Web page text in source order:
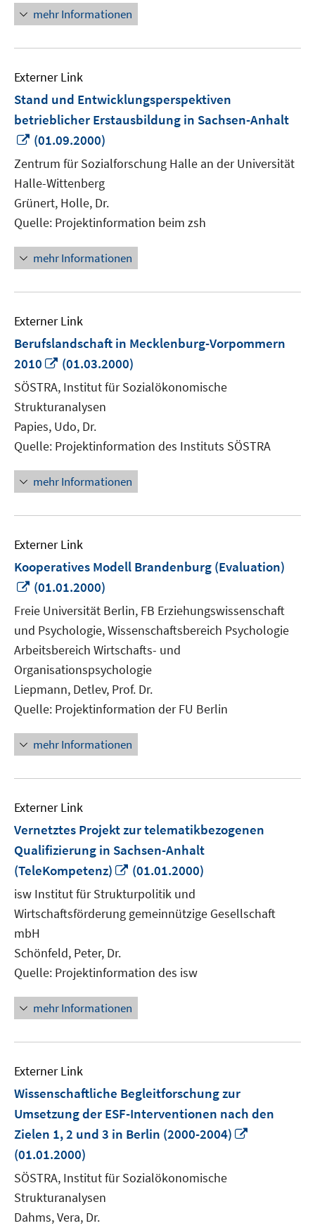
mehr Informationen
Externer Link
Stand und Entwicklungsperspektiven
betrieblicher Erstausbildung in Sachsen-Anhalt
In
neuem
Fenster
öffnen
(01.09.2000)
Zentrum für Sozialforschung Halle an der Universität
Halle-Wittenberg
Grünert, Holle, Dr.
Quelle: Projektinformation beim zsh
mehr Informationen
Externer Link
Berufslandschaft in Mecklenburg-Vorpommern
2010
In
neuem
Fenster
öffnen
(01.03.2000)
SÖSTRA, Institut für Sozialökonomische
Strukturanalysen
Papies, Udo, Dr.
Quelle: Projektinformation des Instituts SÖSTRA
mehr Informationen
Externer Link
Kooperatives Modell Brandenburg (Evaluation)
In
neuem
Fenster
öffnen
(01.01.2000)
Freie Universität Berlin, FB Erziehungswissenschaft
und Psychologie, Wissenschaftsbereich Psychologie
Arbeitsbereich Wirtschafts- und
Organisationspsychologie
Liepmann, Detlev, Prof. Dr.
Quelle: Projektinformation der FU Berlin
mehr Informationen
Externer Link
Vernetztes Projekt zur telematikbezogenen
Qualifizierung in Sachsen-Anhalt
(TeleKompetenz)
In
neuem
Fenster
öffnen
(01.01.2000)
isw Institut für Strukturpolitik und
Wirtschaftsförderung gemeinnützige Gesellschaft
mbH
Schönfeld, Peter, Dr.
Quelle: Projektinformation des isw
mehr Informationen
Externer Link
Wissenschaftliche Begleitforschung zur
Umsetzung der ESF-Interventionen nach den
Zielen 1, 2 und 3 in Berlin (2000-2004)
(01.01.2000)
SÖSTRA, Institut für Sozialökonomische
Strukturanalysen
Dahms, Vera, Dr.